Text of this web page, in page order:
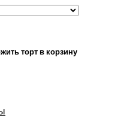
торт в корзину